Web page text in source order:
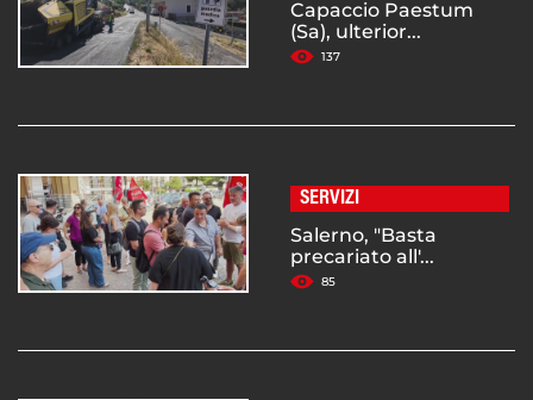
Capaccio Paestum
(Sa), ulterior...
137
SERVIZI
Salerno, "Basta
precariato all'...
85